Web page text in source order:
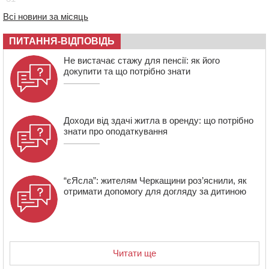
19:34 На Уманщині суд припинив право оренди земельних
19:00 Вихователька з Черкас і дві педагогині з області
стали фіналістками Global Teacher Prize Ukraine 2026
18:23
Зарядка, йога, сапи та нові знайомства: у Черкасах
закрили сезон літнього табору для людей поважного
віку
Всі новини за місяць
ПИТАННЯ-ВІДПОВІДЬ
Не вистачає стажу для пенсії: як його
докупити та що потрібно знати
Доходи від здачі житла в оренду: що потрібно
знати про оподаткування
“єЯсла”: жителям Черкащини роз’яснили, як
отримати допомогу для догляду за дитиною
Читати ще